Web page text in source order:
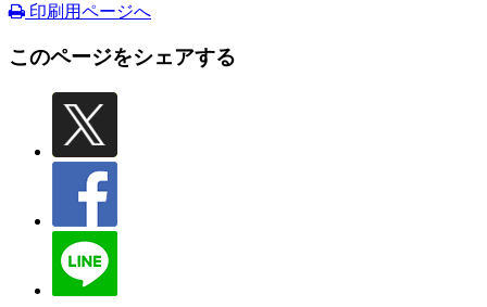
印刷用ページへ
このページをシェアする